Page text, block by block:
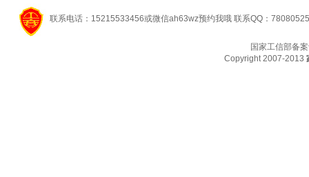
联系电话：15215533456或微信ah63wz预约我哦 联系QQ：
国家工信部备
Copyright 2007-2013